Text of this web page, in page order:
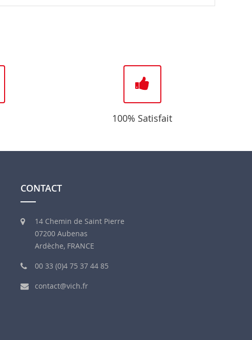
100% Satisfait
CONTACT
14 Chemin de Saint Pierre
07200 Aubenas
Ardèche, FRANCE
00 33 (0)4 75 37 44 85
contact@vich.fr